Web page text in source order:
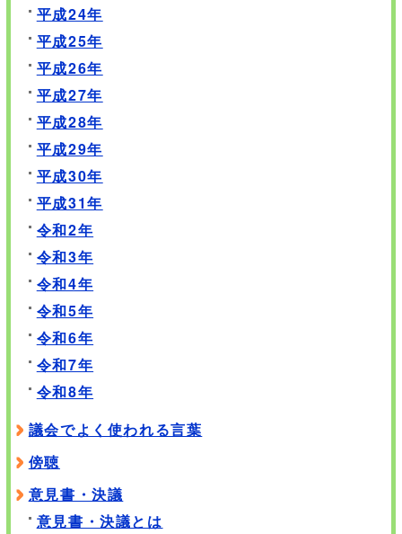
平成24年
平成25年
平成26年
平成27年
平成28年
平成29年
平成30年
平成31年
令和2年
令和3年
令和4年
令和5年
令和6年
令和7年
令和8年
議会でよく使われる言葉
傍聴
意見書・決議
意見書・決議とは